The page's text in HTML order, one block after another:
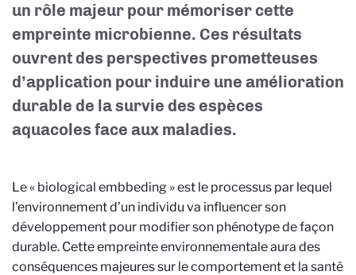
un rôle majeur pour mémoriser cette
empreinte microbienne. Ces résultats
ouvrent des perspectives prometteuses
d’application pour induire une amélioration
durable de la survie des espèces
aquacoles face aux maladies.
Le « biological embbeding » est le processus par lequel
l’environnement d’un individu va influencer son
développement pour modifier son phénotype de façon
durable. Cette empreinte environnementale aura des
conséquences majeures sur le comportement et la santé